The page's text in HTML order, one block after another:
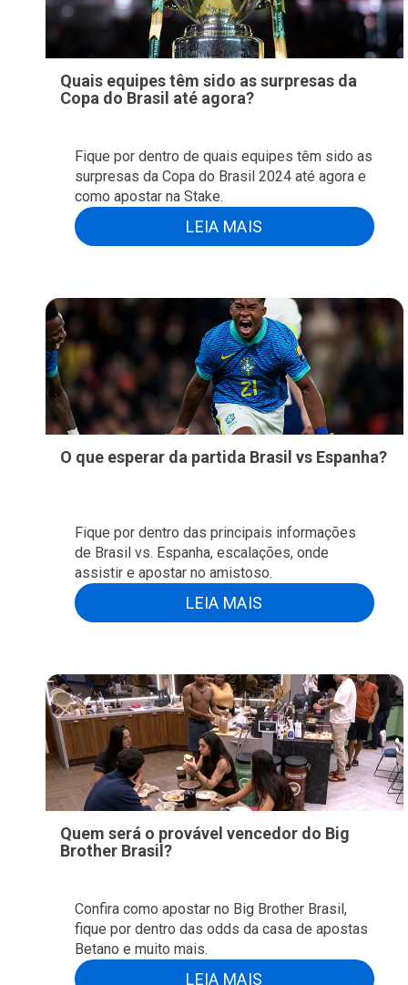
Quais equipes têm sido as surpresas da
Copa do Brasil até agora?
Fique por dentro de quais equipes têm sido as
surpresas da Copa do Brasil 2024 até agora e
como apostar na Stake.
LEIA MAIS
O que esperar da partida Brasil vs Espanha?
Fique por dentro das principais informações
de Brasil vs. Espanha, escalações, onde
assistir e apostar no amistoso.
LEIA MAIS
Quem será o provável vencedor do Big
Brother Brasil?
Confira como apostar no Big Brother Brasil,
fique por dentro das odds da casa de apostas
Betano e muito mais.
LEIA MAIS